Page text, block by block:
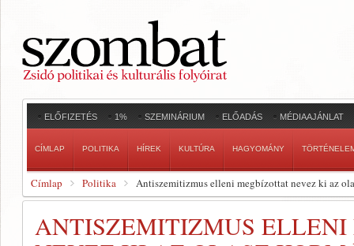
ELŐFIZETÉS 1% SZEMINÁRIUM ELŐADÁS MÉDIAAJÁNLAT
CÍMLAP POLITIKA HÍREK KULTÚRA HAGYOMÁNY
Címlap Politika Antiszemitizmus elleni megbízottat nevez ki az
ANTISZEMITIZMUS ELLENI